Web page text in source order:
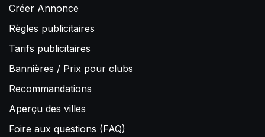
Créer Annonce
Règles publicitaires
Tarifs publicitaires
Bannières / Prix pour clubs
Recommandations
Aperçu des villes
Foire aux questions (FAQ)